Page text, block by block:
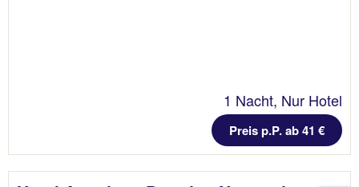
1 Nacht, Nur Hotel
Preis p.P. ab 41 €